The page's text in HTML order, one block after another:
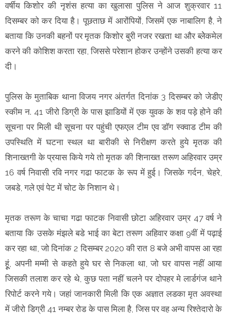
वर्षीय किशोर की नृशंस हत्या का खुलासा पुलिस ने आज शुक्रवार 11
दिसम्बर को कर दिया है। पूछताछ में आरोंपियों, जिसमें एक नाबालिग है, ने
बताया कि उनकी बहनों पर मृतक किशोर बुरी नजर रखता था और ब्लेेकमेल
करने की कोशिश करता रहा, जिससे परेशान होकर उन्होंने उसकी हत्या कर
दी।
पुलिस के मुताबिक थाना विजय नगर अंतर्गत दिनांक 3 दिसम्बर को जेडीए
स्कीम न. 41 जीरो डिग्री के पास झाडियों में एक युवक के शव पड़े होने की
सूचना पर मिली थी सूचना पर पहुंची एफएल टीम एव डॉग स्क्वाड टीम की
उपस्थिति में घटना स्थल था बारीकी से निरीक्षण करते हुये मृतक की
शिनाख्तगी के प्रयास किये गये तो मृतक की शिनाख्त तरूण अहिरवार उम्र
16 वर्ष निवासी रवि नगर गढा फाटक के रूप में हुई। जिसके गर्दन, चेहरे,
जबडे, गले एवं पेट में चोट के निशान थे।
मृतक तरूण के चाचा गढा फाटक निवासी छोटा अहिरवार उम्र 47 वर्ष ने
बताया कि उसके मंझले बडे भाई का बेटा तरूण अहिवार कक्षा 9वीं में पढ़ाई
कर रहा था, जो दिनांक 2 दिसम्बर 2020 की रात 8 बजे अभी वापस आ रहा
हूूं, अपनी मम्मी से कहते हुये घर से निकला था, जो घर वापस नहीं आया
जिसकी तलाश कर रहे थे, कुछ पता नहीं चलने पर दोपहर मे लार्डगंज थाने
रिपोर्ट करने गये। जहां जानकारी मिली कि एक अज्ञात लडका मृत अवस्था
में जीरो डिग्री 41 नम्बर रोड के पास मिला है, जिस पर वह अन्य रिश्तेदारो के